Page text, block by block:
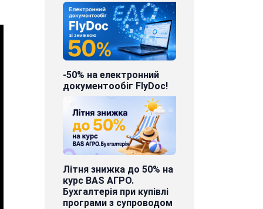
-50% на електронний
документообіг FlyDoc!
Літня знижка до 50% на
курс BAS АГРО.
Бухгалтерія при купівлі
програми з супроводом